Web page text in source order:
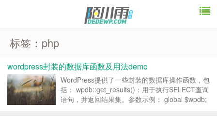
标签：php
wordpress封装的数据库函数及用法demo
WordPress提供了一些封装的数据库操作函数，包
括： wpdb::get_results()：用于执行SELECT查询
语句，并返回结果集。参数示例： global $wpdb;